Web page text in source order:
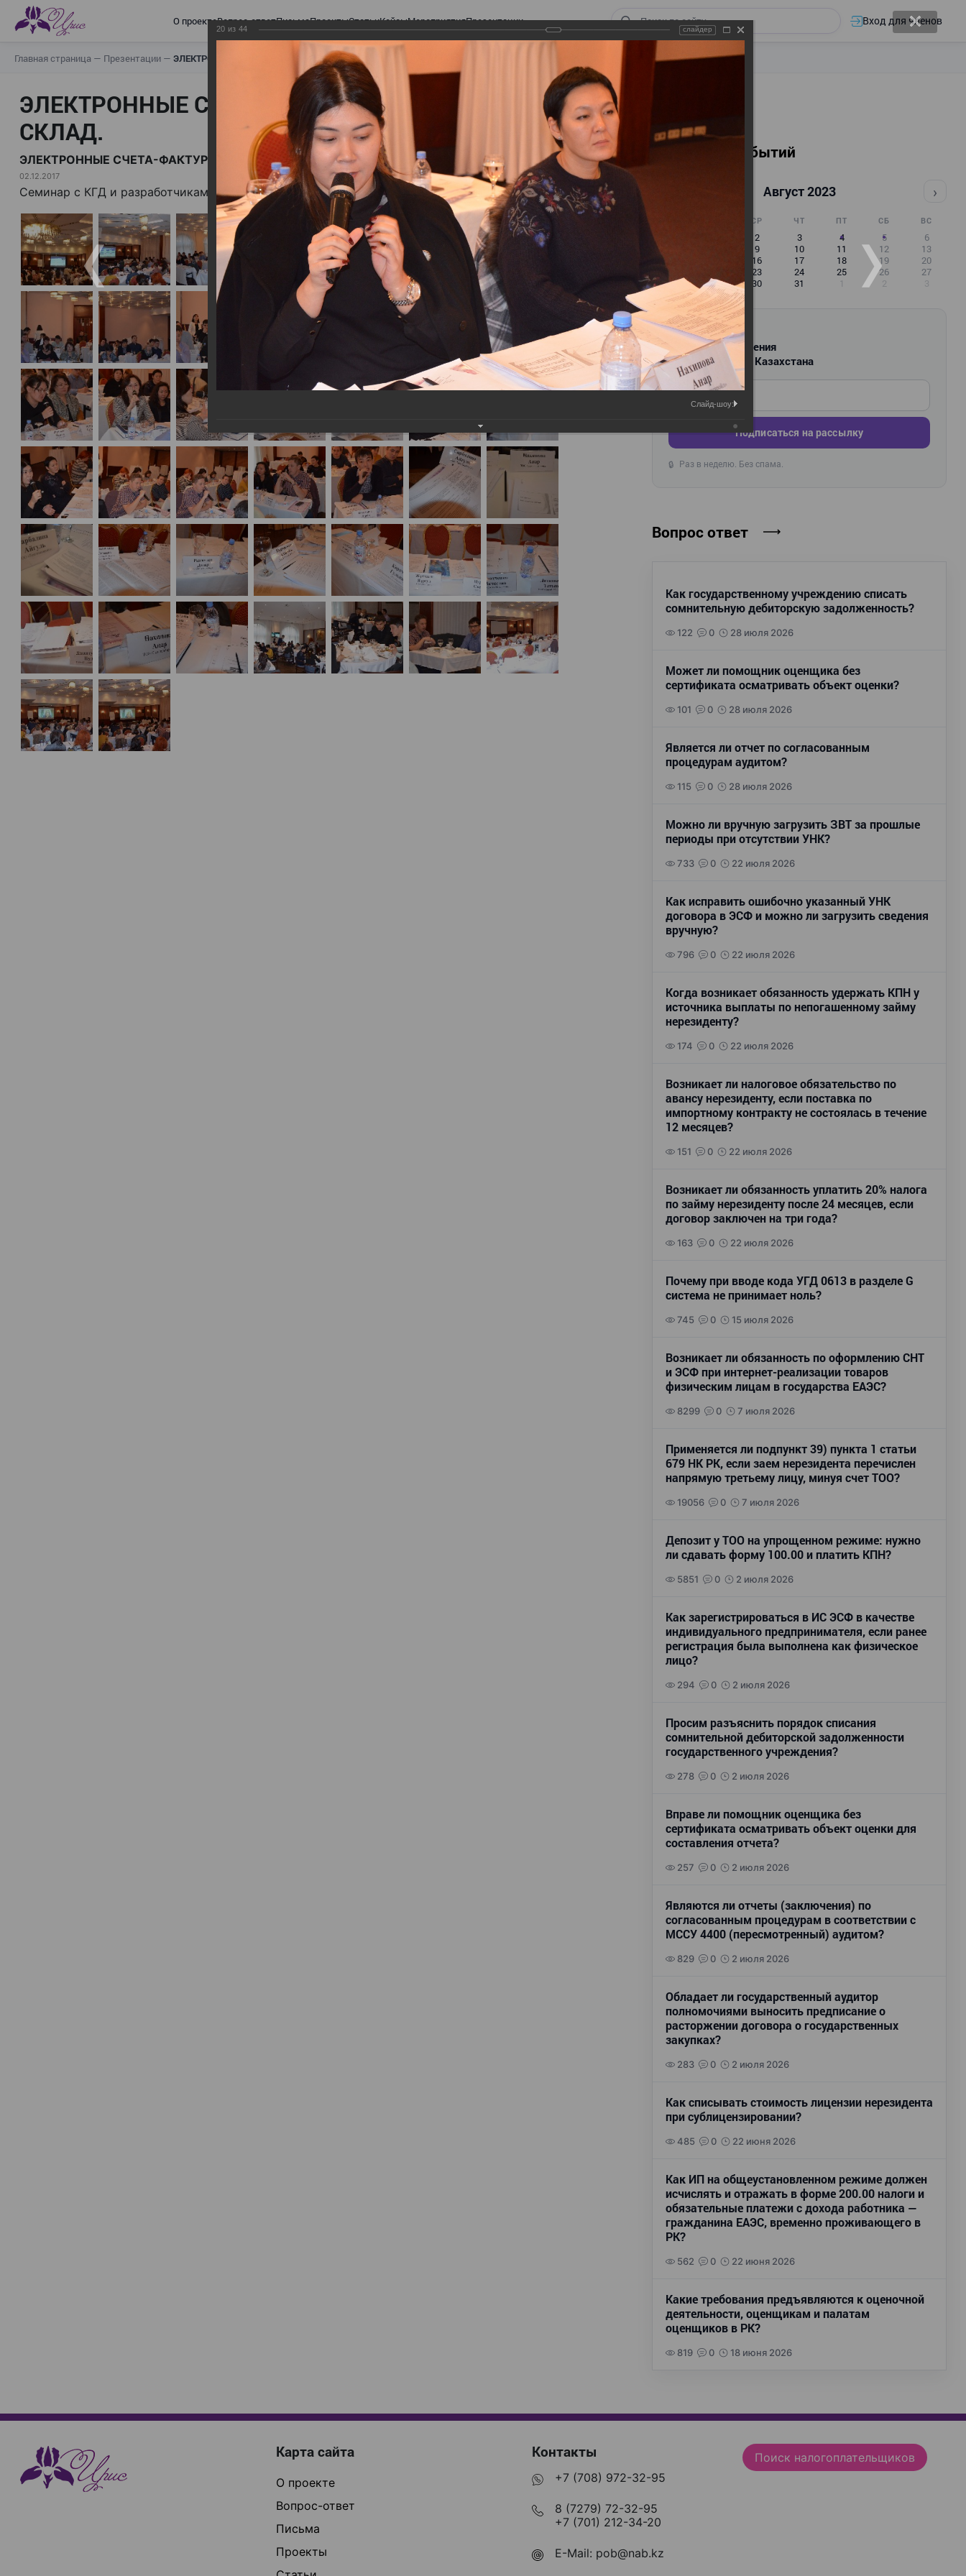
О проектеВопрос-ответПисьмаПроектыСтатьиКейсыМероприятияПрезентации Вход для членов
Главная страница — Презентации — ЭЛЕКТРОННЫЕ СЧЕТА-ФАКТУРЫ. ВИРТУАЛЬНЫЙ СКЛАД.
ЭЛЕКТРОННЫЕ СЧЕТА-ФАКТУРЫ. ВИРТУАЛЬНЫЙ
СКЛАД.
ЭЛЕКТРОННЫЕ СЧЕТА-ФАКТУРЫ. ВИРТУАЛЬНЫЙ СКЛАД.
02.12.2017
Семинар с КГД и разработчиками
Календарь событий
Август 2023 ›
СР ЧТ ПТ СБ ВС
2 3 4 5
6
9 10 11 12
13
16 17 18 19
20
21
23 24 25 26
27
28
29 30 31 1 2 3
РАССЫЛКА
Новости и изменения
для бухгалтеров Казахстана
Введите ваш e-mail
Подписаться на рассылку
🔒 Раз в неделю. Без спама.
Вопрос ответ
Как государственному учреждению списать
сомнительную дебиторскую задолженность?
122 0 28 июля 2026
Может ли помощник оценщика без
сертификата осматривать объект оценки?
101 0 28 июля 2026
Является ли отчет по согласованным
процедурам аудитом?
115 0 28 июля 2026
Можно ли вручную загрузить ЗВТ за прошлые
периоды при отсутствии УНК?
733 0 22 июля 2026
Как исправить ошибочно указанный УНК
договора в ЭСФ и можно ли загрузить сведения
вручную?
796 0 22 июля 2026
Когда возникает обязанность удержать КПН у
источника выплаты по непогашенному займу
нерезиденту?
174 0 22 июля 2026
Возникает ли налоговое обязательство по
авансу нерезиденту, если поставка по
импортному контракту не состоялась в течение
12 месяцев?
151 0 22 июля 2026
Возникает ли обязанность уплатить 20% налога
по займу нерезиденту после 24 месяцев, если
договор заключен на три года?
163 0 22 июля 2026
Почему при вводе кода УГД 0613 в разделе G
система не принимает ноль?
745 0 15 июля 2026
Возникает ли обязанность по оформлению СНТ
и ЭСФ при интернет-реализации товаров
физическим лицам в государства ЕАЭС?
8299 0 7 июля 2026
Применяется ли подпункт 39) пункта 1 статьи
679 НК РК, если заем нерезидента перечислен
напрямую третьему лицу, минуя счет ТОО?
19056 0 7 июля 2026
Депозит у ТОО на упрощенном режиме: нужно
ли сдавать форму 100.00 и платить КПН?
5851 0 2 июля 2026
Как зарегистрироваться в ИС ЭСФ в качестве
индивидуального предпринимателя, если ранее
регистрация была выполнена как физическое
лицо?
294 0 2 июля 2026
Просим разъяснить порядок списания
сомнительной дебиторской задолженности
государственного учреждения?
278 0 2 июля 2026
Вправе ли помощник оценщика без
сертификата осматривать объект оценки для
составления отчета?
257 0 2 июля 2026
Являются ли отчеты (заключения) по
согласованным процедурам в соответствии с
МССУ 4400 (пересмотренный) аудитом?
829 0 2 июля 2026
Обладает ли государственный аудитор
полномочиями выносить предписание о
расторжении договора о государственных
закупках?
283 0 2 июля 2026
Как списывать стоимость лицензии нерезидента
при сублицензировании?
485 0 22 июня 2026
Как ИП на общеустановленном режиме должен
исчислять и отражать в форме 200.00 налоги и
обязательные платежи с дохода работника —
гражданина ЕАЭС, временно проживающего в
РК?
562 0 22 июня 2026
Какие требования предъявляются к оценочной
деятельности, оценщикам и палатам
оценщиков в РК?
819 0 18 июня 2026
Карта сайта
О проекте
Вопрос-ответ
Письма
Проекты
Контакты
+7 (708) 972-32-95
8 (7279) 72-32-95
+7 (701) 212-34-20
E-Mail: pob@nab.kz
Поиск налогоплательщиков
20 из 44 слайдер
Слайд-шоу: